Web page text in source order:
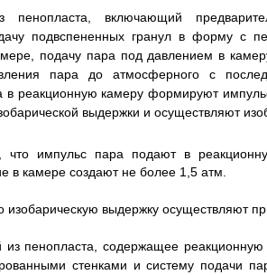
включающий
подвспененных гранул в форму с
подачу пара под давлением в
пара до атмосферного с
реакционную камеру формируют
выдержки и осуществляют
импульс пара подают в
в камере создают не более 1,5 атм.
выдержку осуществляют
из пенопласта, содержащее
стенками и систему подачи